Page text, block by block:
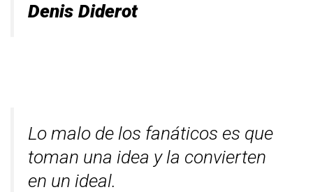
Denis Diderot
Lo malo de los fanáticos es que
toman una idea y la convierten
en un ideal.